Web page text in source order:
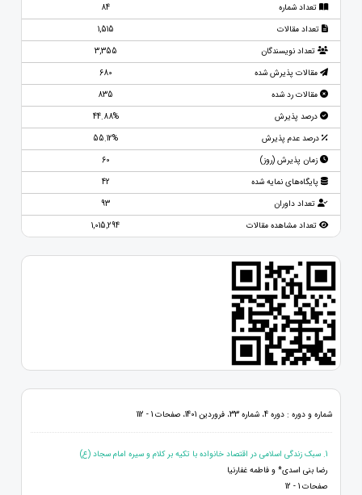
تعداد شماره
84
تعداد مقالات
1,515
تعداد نویسندگان
3,355
مقالات پذیرش شده
680
مقالات رد شده
835
درصد پذیرش
44.88%
درصد عدم پذیرش
55.12%
زمان پذیرش (روز)
60
پایگاه‌های نمایه شده
42
تعداد داوران
93
تعداد مشاهده مقالات
1,015,294
شماره و دوره : دوره 4، شماره 33، فروردین 1401، صفحات 1 - 112
1. سبک زندگی اسلامی در اقتصاد خانواده با تکیه بر کلام و سیره امام سجاد (ع)
رضا بنی اسدی* و فاطمه غفارنیا
صفحات 1 - 12